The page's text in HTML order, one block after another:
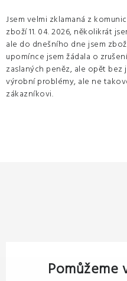
Jsem velmi zklamaná z
zboží 11. 04. 2026, několikrát
ale do dnešního dne jsem
upomínce jsem žádala o
zaslaných peněz, ale opět
výrobní problémy, ale ne
zákazníkovi.
Pomůžeme